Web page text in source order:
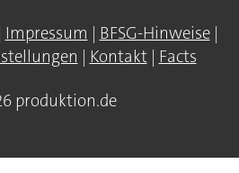
Impressum | BFSG-Hinweise|
| Kontakt| Facts
produktion.de